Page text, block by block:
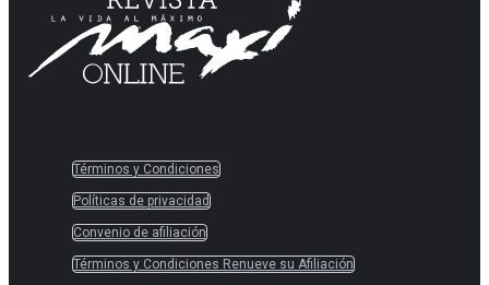
Términos y Condiciones
Políticas de privacidad
Convenio de afiliación
Términos y Condiciones Renueve su Afiliación